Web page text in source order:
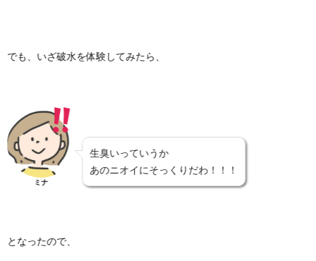
でも、いざ破水を体験してみたら、
ミナ
生臭いっていうか
あのニオイにそっくりだわ！！！
となったので、